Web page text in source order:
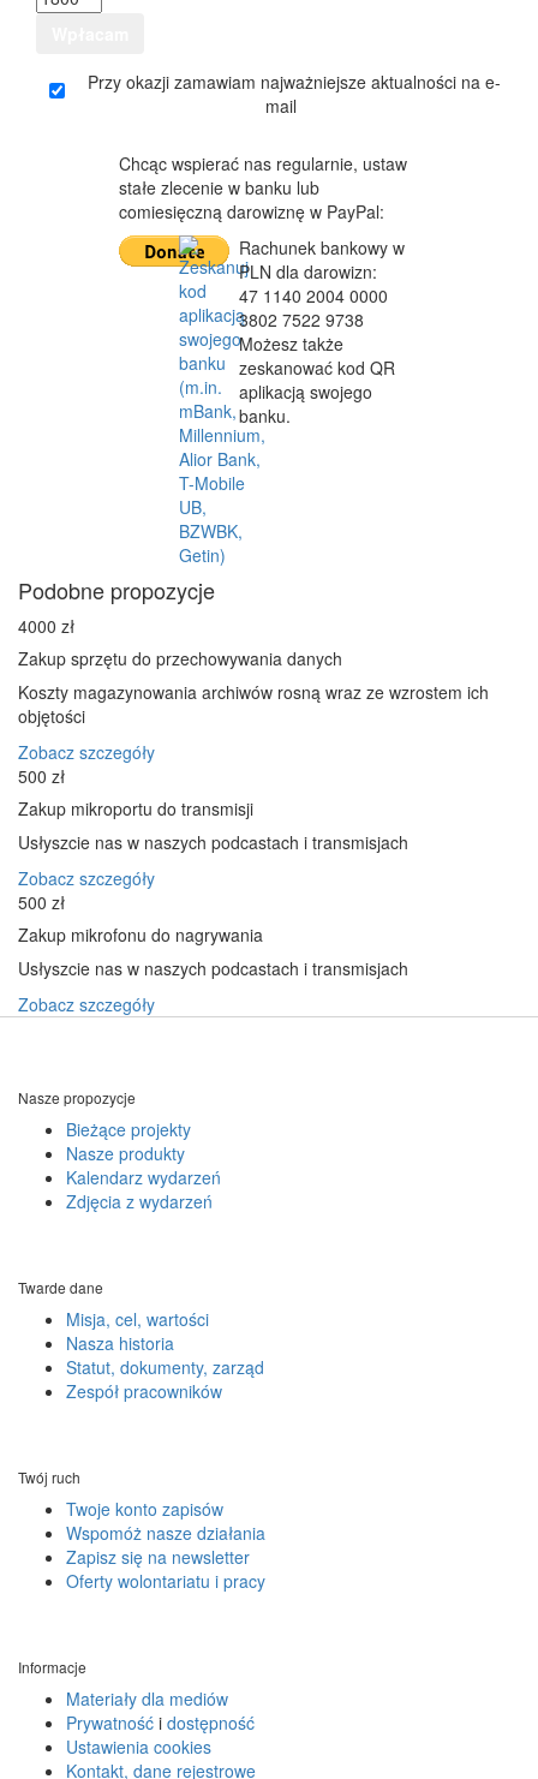
Przy okazji zamawiam najważniejsze aktualności na e-
mail
Chcąc wspierać nas regularnie, ustaw
stałe zlecenie w banku lub
comiesięczną darowiznę w PayPal:
Rachunek bankowy w
PLN dla darowizn:
47 1140 2004 0000
3802 7522 9738
Możesz także
zeskanować kod QR
aplikacją swojego
banku.
Podobne propozycje
4000 zł
Zakup sprzętu do przechowywania danych
Koszty magazynowania archiwów rosną wraz ze wzrostem ich
objętości
Zobacz szczegóły
500 zł
Zakup mikroportu do transmisji
Usłyszcie nas w naszych podcastach i transmisjach
Zobacz szczegóły
500 zł
Zakup mikrofonu do nagrywania
Usłyszcie nas w naszych podcastach i transmisjach
Zobacz szczegóły
Nasze propozycje
Bieżące projekty
Nasze produkty
Kalendarz wydarzeń
Zdjęcia z wydarzeń
Twarde dane
Misja, cel, wartości
Nasza historia
Statut, dokumenty, zarząd
Zespół pracowników
Twój ruch
Twoje konto zapisów
Wspomóż nasze działania
Zapisz się na newsletter
Oferty wolontariatu i pracy
Informacje
Materiały dla mediów
Prywatność i dostępność
Ustawienia cookies
Kontakt, dane rejestrowe